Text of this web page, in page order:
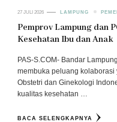
27 JULI 2026 LAMPUNG
Pemprov Lampung dan
Kesehatan Ibu dan Anak
PAS-S.COM- Bandar
membuka peluang
Obstetri dan Ginekologi
kualitas kesehatan …
BACA SELENGKAPNYA